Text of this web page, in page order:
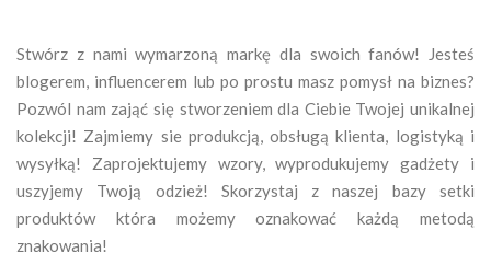
Stwórz z nami wymarzoną markę dla swoich fanów! Jesteś
blogerem, influencerem lub po prostu masz pomysł na biznes?
Pozwól nam zająć się stworzeniem dla Ciebie Twojej unikalnej
kolekcji! Zajmiemy sie produkcją, obsługą klienta, logistyką i
wysyłką! Zaprojektujemy wzory, wyprodukujemy gadżety i
uszyjemy Twoją odzież! Skorzystaj z naszej bazy setki
produktów która możemy oznakować każdą metodą
znakowania!